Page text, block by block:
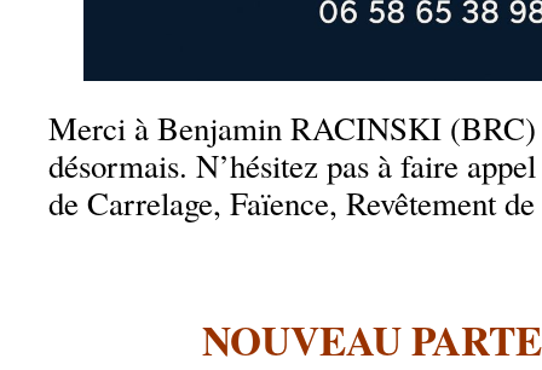
Merci à Benjamin RACINSKI (BRC)
désormais. N’hésitez pas à faire
de Carrelage, Faïence, Revêtement
NOUVEAU